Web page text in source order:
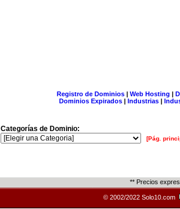
Registro de Dominios| Web Hosting |
Dominios Expirados | Industrias |
Categorías de Dominio:
[Pág.
** Precios
© 2002/2022 Solo10.com